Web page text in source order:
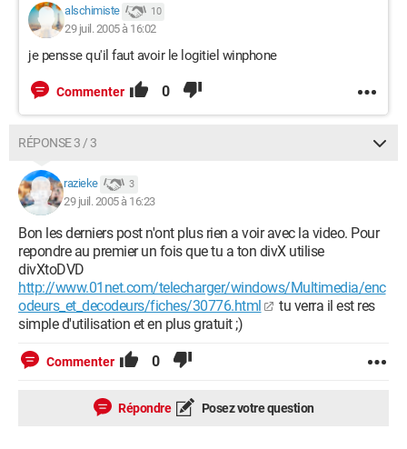
alschimiste 10
29 juil. 2005 à 16:02
je pensse qu'il faut avoir le logitiel winphone
Commenter 0
RÉPONSE 3 / 3
razieke 3
29 juil. 2005 à 16:23
Bon les derniers post n'ont plus rien a voir avec la video. Pour
repondre au premier un fois que tu a ton divX utilise
divXtoDVD
http://www.01net.com/telecharger/windows/Multimedia/enc
odeurs_et_decodeurs/fiches/30776.html
tu verra il est res
simple d'utilisation et en plus gratuit ;)
Commenter 0
Répondre Posez votre question